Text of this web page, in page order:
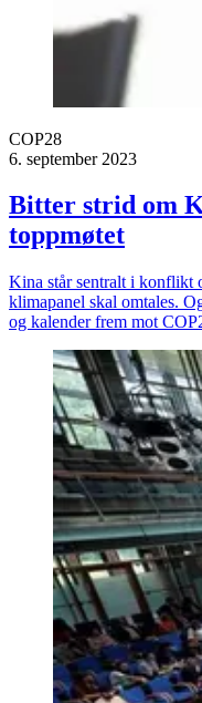
COP28
6. september 2023
Bitter strid om
toppmøtet
Kina står sentralt i konflikt
klimapanel skal omtales.
og kalender frem mot